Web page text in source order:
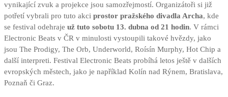
vynikající zvuk a projekce jsou samozřejmostí. Organizátoři si již
potřetí vybrali pro tuto akci prostor pražského divadla Archa, kde
se festival odehraje už tuto sobotu 13. dubna od 21 hodin. V rámci
Electronic Beats v ČR v minulosti vystoupili takové hvězdy, jako
jsou The Prodigy, The Orb, Underworld, Roísín Murphy, Hot Chip a
další interpreti. Festival Electronic Beats probíhá letos ještě v dalších
evropských městech, jako je například Kolín nad Rýnem, Bratislava,
Poznaň či Graz.